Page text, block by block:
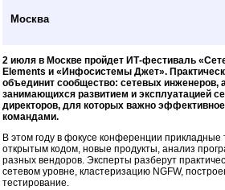
Москва
2 июля в Москве пройдет ИТ-фестиваль
Elements и «Инфосистемы Джет».
объединит сообщество: сетевых инженеров,
занимающихся развитием и эксплуатацией
директоров, для которых важно
командами.
В этом году в фокусе конференции прикладные
открытым кодом, новые продукты, анализ
разных вендоров. Эксперты разберут
сетевом уровне, кластеризацию NGFW,
тестирование.